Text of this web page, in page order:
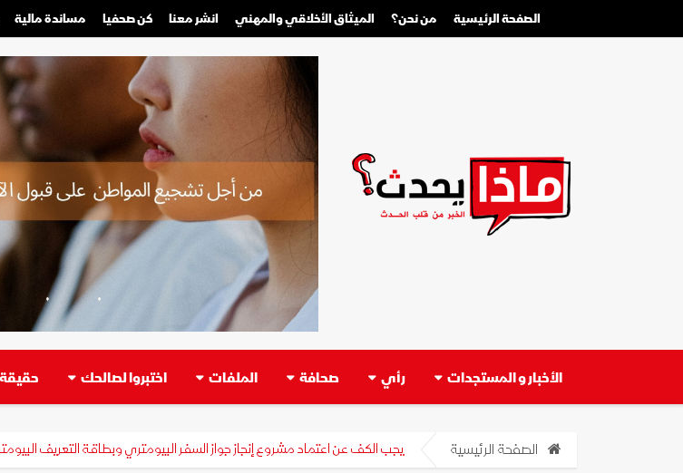
الصفحة الرئيسية من نحن؟ الميثاق الأخلاقي والمهني انشر معنا
كن صحفيا
صحفي محترف
صحفي مواطن
مساندة مالية
الأخبار و المستجدات رأي صحافة الملفات اختبروا لصالحك
الصفحة الرئيسية يجب الكف عن اعتماد مشروع إنجاز جواز السفر البيومتري وبطاقة التعريف